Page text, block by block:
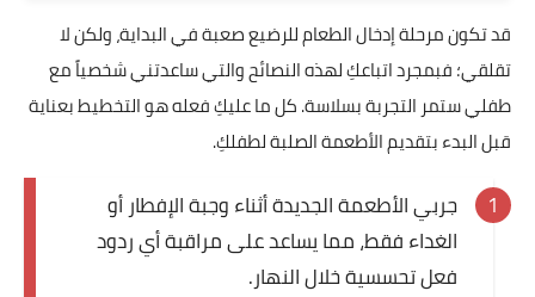
قد تكون مرحلة إدخال الطعام للرضيع صعبة في البداية، ولكن لا
تقلقي؛ فبمجرد اتباعكِ لهذه النصائح والتي ساعدتني شخصياً مع
طفلي ستمر التجربة بسلاسة. كل ما عليكِ فعله هو التخطيط بعناية
قبل البدء بتقديم الأطعمة الصلبة لطفلكِ.
جربي الأطعمة الجديدة أثناء وجبة الإفطار أو
الغداء فقط، مما يساعد على مراقبة أي ردود
فعل تحسسية خلال النهار.